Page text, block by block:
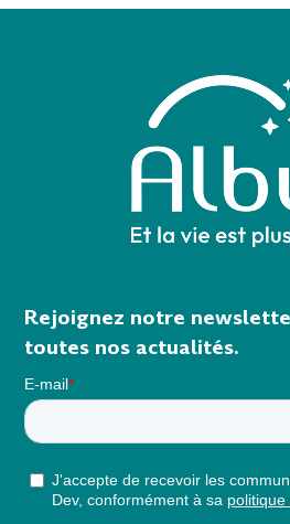
Rejoignez notre
toutes nos actualités.